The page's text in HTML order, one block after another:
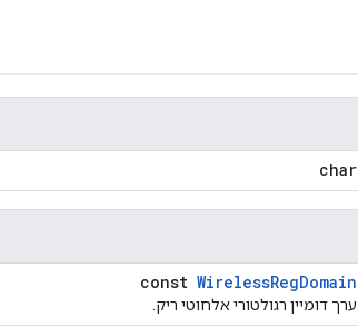
char
const WirelessRegDomain
ערך דומיין רגולטורי אלחוטי ריק.